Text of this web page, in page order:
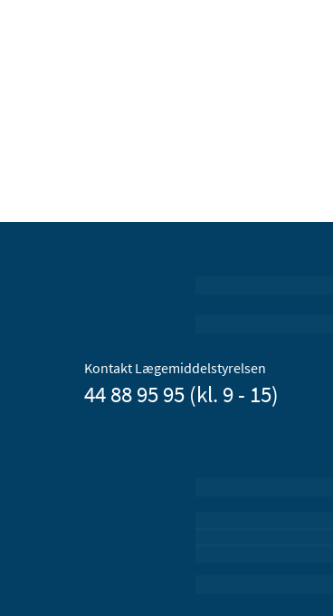
Kontakt Lægemiddelstyrelsen
44 88 95 95 (kl. 9 - 15)